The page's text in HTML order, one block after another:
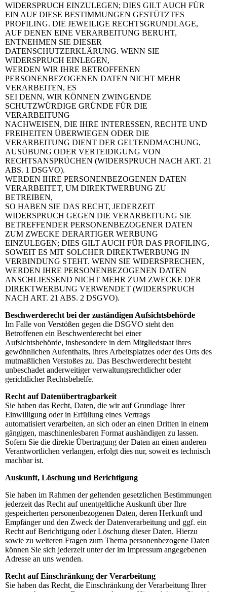
WIDERSPRUCH EINZULEGEN; DIES GILT AUCH FÜR
EIN AUF DIESE BESTIMMUNGEN GESTÜTZTES
PROFILING. DIE JEWEILIGE RECHTSGRUNDLAGE,
AUF DENEN EINE VERARBEITUNG BERUHT,
ENTNEHMEN SIE DIESER
DATENSCHUTZERKLÄRUNG. WENN SIE
WIDERSPRUCH EINLEGEN,
WERDEN WIR IHRE BETROFFENEN
PERSONENBEZOGENEN DATEN NICHT MEHR
VERARBEITEN, ES
SEI DENN, WIR KÖNNEN ZWINGENDE
SCHUTZWÜRDIGE GRÜNDE FÜR DIE
VERARBEITUNG
NACHWEISEN, DIE IHRE INTERESSEN, RECHTE UND
FREIHEITEN ÜBERWIEGEN ODER DIE
VERARBEITUNG DIENT DER GELTENDMACHUNG,
AUSÜBUNG ODER VERTEIDIGUNG VON
RECHTSANSPRÜCHEN (WIDERSPRUCH NACH ART. 21
ABS. 1 DSGVO).
WERDEN IHRE PERSONENBEZOGENEN DATEN
VERARBEITET, UM DIREKTWERBUNG ZU
BETREIBEN,
SO HABEN SIE DAS RECHT, JEDERZEIT
WIDERSPRUCH GEGEN DIE VERARBEITUNG SIE
BETREFFENDER PERSONENBEZOGENER DATEN
ZUM ZWECKE DERARTIGER WERBUNG
EINZULEGEN; DIES GILT AUCH FÜR DAS PROFILING,
SOWEIT ES MIT SOLCHER DIREKTWERBUNG IN
VERBINDUNG STEHT. WENN SIE WIDERSPRECHEN,
WERDEN IHRE PERSONENBEZOGENEN DATEN
ANSCHLIESSEND NICHT MEHR ZUM ZWECKE DER
DIREKTWERBUNG VERWENDET (WIDERSPRUCH
NACH ART. 21 ABS. 2 DSGVO).
Beschwerderecht bei der zuständigen Aufsichtsbehörde
Im Falle von Verstößen gegen die DSGVO steht den
Betroffenen ein Beschwerderecht bei einer
Aufsichtsbehörde, insbesondere in dem Mitgliedstaat ihres
gewöhnlichen Aufenthalts, ihres Arbeitsplatzes oder des Orts des
mutmaßlichen Verstoßes zu. Das Beschwerderecht besteht
unbeschadet anderweitiger verwaltungsrechtlicher oder
gerichtlicher Rechtsbehelfe.
Recht auf Datenübertragbarkeit
Sie haben das Recht, Daten, die wir auf Grundlage Ihrer
Einwilligung oder in Erfüllung eines Vertrags
automatisiert verarbeiten, an sich oder an einen Dritten in einem
gängigen, maschinenlesbaren Format aushändigen zu lassen.
Sofern Sie die direkte Übertragung der Daten an einen anderen
Verantwortlichen verlangen, erfolgt dies nur, soweit es technisch
machbar ist.
Auskunft, Löschung und Berichtigung
Sie haben im Rahmen der geltenden gesetzlichen Bestimmungen
jederzeit das Recht auf unentgeltliche Auskunft über Ihre
gespeicherten personenbezogenen Daten, deren Herkunft und
Empfänger und den Zweck der Datenverarbeitung und ggf. ein
Recht auf Berichtigung oder Löschung dieser Daten. Hierzu
sowie zu weiteren Fragen zum Thema personenbezogene Daten
können Sie sich jederzeit unter der im Impressum angegebenen
Adresse an uns wenden.
Recht auf Einschränkung der Verarbeitung
Sie haben das Recht, die Einschränkung der Verarbeitung Ihrer